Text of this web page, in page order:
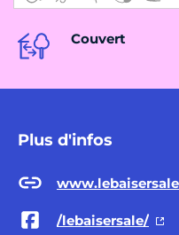
Couvert
Plus d'infos
/lebaisersale/